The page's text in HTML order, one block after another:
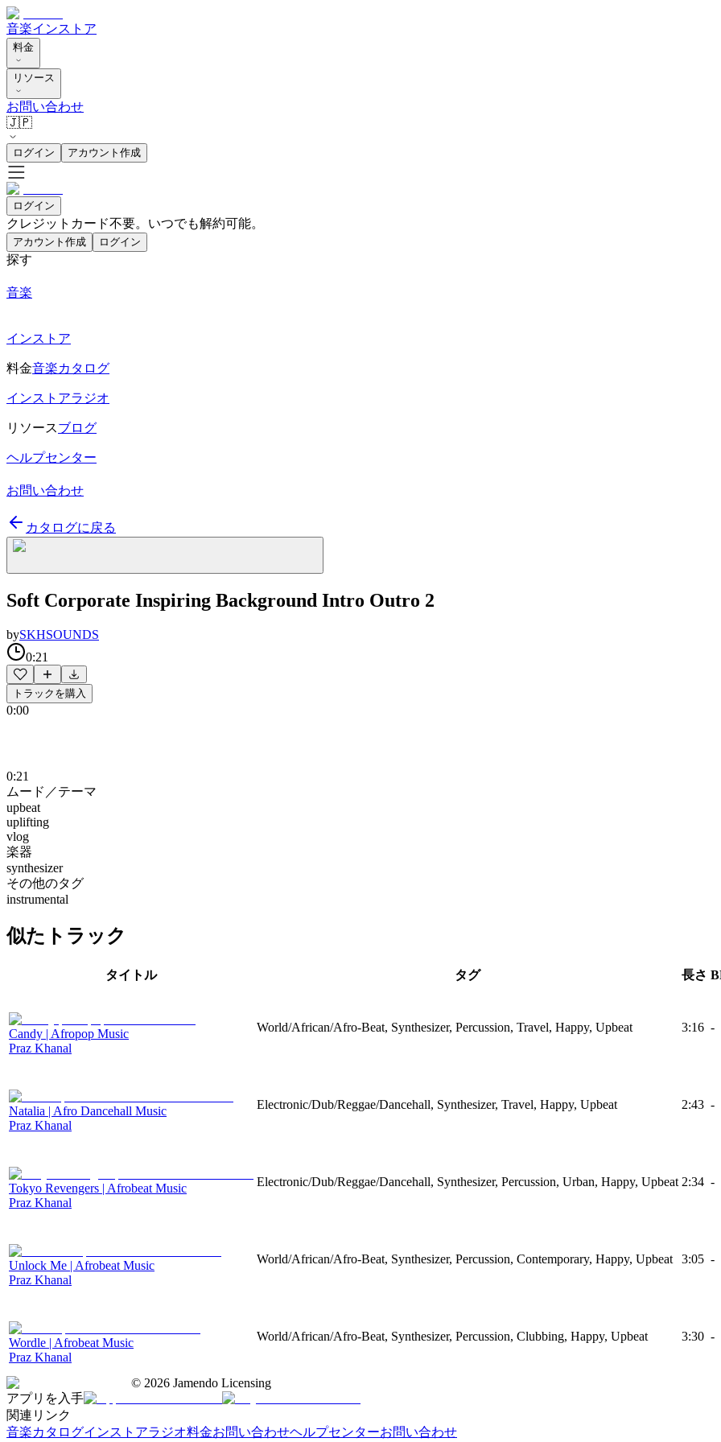
音楽インストア
料金
リソース
お問い合わせ
🇯🇵
ログイン アカウント作成
ログイン
クレジットカード不要。いつでも解約可能。
アカウント作成 ログイン
探す
音楽
インストア
料金音楽カタログ
インストアラジオ
リソースブログ
ヘルプセンター
お問い合わせ
カタログに戻る
Soft Corporate Inspiring Background Intro Outro 2
bySKHSOUNDS
0:21
トラックを購入
0:00
0:21
ムード／テーマ
upbeat
uplifting
vlog
楽器
synthesizer
その他のタグ
instrumental
似たトラック
タイトル タグ 長さ
Candy | Afropop Music
Praz Khanal
World/African/Afro-Beat, Synthesizer, Percussion, Travel, Happy, Upbeat 3:16 -
Natalia | Afro Dancehall Music
Praz Khanal
Electronic/Dub/Reggae/Dancehall, Synthesizer, Travel, Happy, Upbeat 2:43 -
Tokyo Revengers | Afrobeat Music
Praz Khanal
Electronic/Dub/Reggae/Dancehall, Synthesizer, Percussion, Urban, Happy, Upbeat 2:34 -
Unlock Me | Afrobeat Music
Praz Khanal
World/African/Afro-Beat, Synthesizer, Percussion, Contemporary, Happy, Upbeat 3:05 -
Wordle | Afrobeat Music
Praz Khanal
World/African/Afro-Beat, Synthesizer, Percussion, Clubbing, Happy, Upbeat 3:30 -
© 2026 Jamendo Licensing
アプリを入手
関連リンク
音楽カタログインストアラジオ料金お問い合わせヘルプセンターお問い合わせ